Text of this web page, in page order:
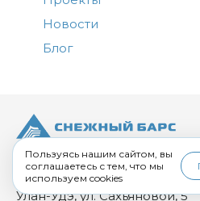
Новости
Блог
+7 (3012) 43-00-00
corp.uu@sbars.ru
Улан-Удэ, ул. Сахьяновой, 5
Пользуясь нашим сайтом, вы
соглашаетесь с тем, что мы
используем cookies